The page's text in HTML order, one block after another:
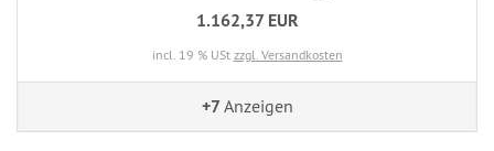
1.162,37 EUR
incl. 19 % USt zzgl. Versandkosten
+7 Anzeigen